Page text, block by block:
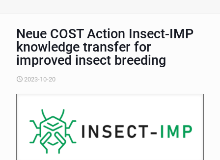
Neue COST Action Insect-IMP
knowledge transfer for
improved insect breeding
2023-10-20